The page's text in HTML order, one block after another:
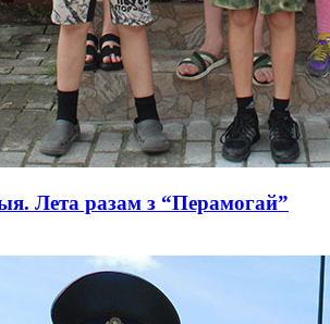
Лета разам з “Перамогай”